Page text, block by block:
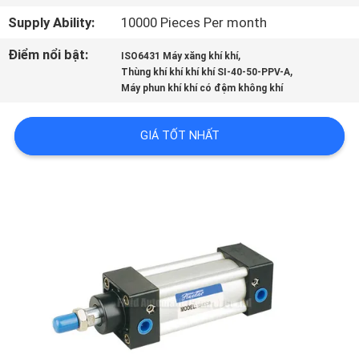
SOÁT
CHẤT
LIÊN
HỆ
Supply Ability:
10000 Pieces Per month
Điểm nổi bật:
ISO6431 Máy xăng khí khí,
Thùng khí khí khí khí SI-40-50-PPV-A,
Máy phun khí khí có đệm không khí
GIÁ TỐT NHẤT